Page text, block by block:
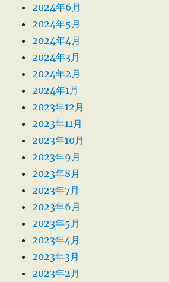
2024年6月
2024年5月
2024年4月
2024年3月
2024年2月
2024年1月
2023年12月
2023年11月
2023年10月
2023年9月
2023年8月
2023年7月
2023年6月
2023年5月
2023年4月
2023年3月
2023年2月